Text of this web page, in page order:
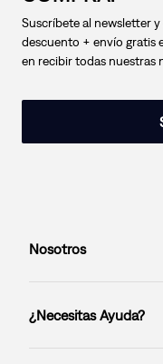
Suscríbete al newsletter
descuento + envío gratis
en recibir todas nuestras
Nosotros
¿Necesitas Ayuda?